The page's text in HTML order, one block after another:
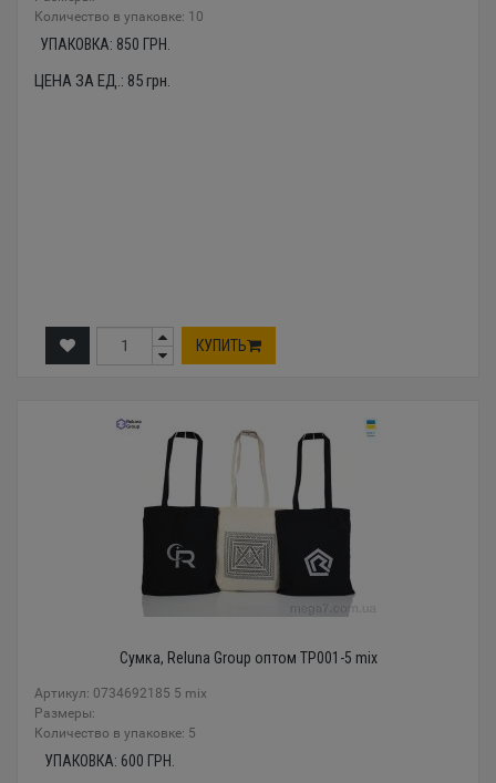
Количество в упаковке: 10
УПАКОВКА: 850 ГРН.
ЦЕНА ЗА ЕД.: 85грн.
КУПИТЬ
Сумка, Reluna Group оптом TP001-5 mix
Артикул: 0734692185 5 mix
Размеры:
Количество в упаковке: 5
УПАКОВКА: 600 ГРН.